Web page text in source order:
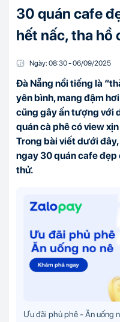
30 quán cafe
hết nấc, tha hồ
Ngày: 08:30-06/09/2025
Đà Nẵng nổi tiếng là
yên bình, mang đậm
cũng gây ấn tượng với
quán cà phê có view
Trong bài viết dưới
ngay 30 quán cafe đẹp
thử.
Ưu đãi phủ phê - Ăn uống